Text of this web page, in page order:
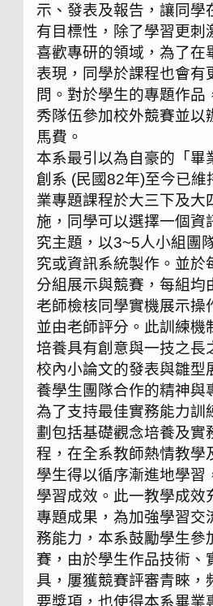
示、發表及報告，讓同學
有目標性，除了學習更刺
喜歡專研的領域，為了在
表現，同學於課程也會有
問。對於學生的專題作品
秀隊伍參加校外競賽並以
馬費。
本系最引以為自豪的「畢
創系 (民國82年)至今已維
業專題課程於大三下及大
施，同學可以選擇一個資
究主題，以3~5人小組團
究或資訊系統製作。並於
分組展示與競賽，每組均
老師檢核同學實機展示操
並由老師評分。此訓練機
培養具有創意與一技之長
校內小論文的發表與雛型
養學生團隊合作的精神與
為了支持最佳實務能力訓
劃包括基礎觀念培養及實
程，在全系教師熱情教學
學生得以循序漸進地學習
學習成效。此一教學成效
專題成果，為加強學習交
務能力，本系鼓勵學生參
賽，由於學生作品技術、
具，屢獲競賽評審青睞，
要獎項，也使得本系畢業